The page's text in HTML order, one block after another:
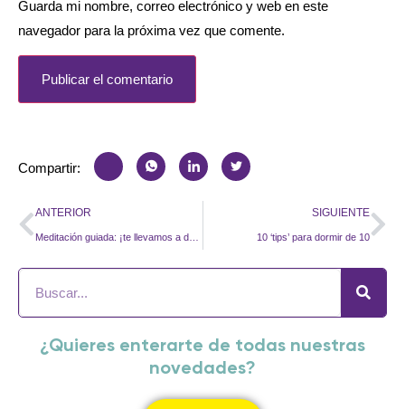
Guarda mi nombre, correo electrónico y web en este
navegador para la próxima vez que comente.
Compartir:
ANTERIOR SIGUIENTE
10 ‘tips’ para dormir de 10
¿Quieres enterarte de todas nuestras
novedades?